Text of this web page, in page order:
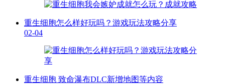
重生细胞怎么样好玩吗？游戏玩法攻略分享
02-04
重生细胞 致命瀑布DLC新增地图等内容